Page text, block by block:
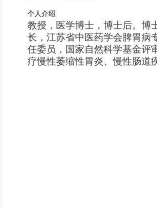
个人介绍
教授，医学博士，博士后。博
长，江苏省中医药学会脾胃病
任委员，国家自然科学基金评
疗慢性萎缩性胃炎、慢性肠道